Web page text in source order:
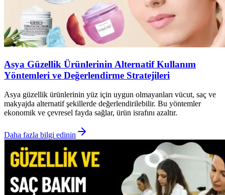
Asya Güzellik Ürünlerinin Alternatif Kullanım
Yöntemleri ve Değerlendirme Stratejileri
Asya güzellik ürünlerinin yüz için uygun olmayanları vücut, saç ve
makyajda alternatif şekillerde değerlendirilebilir. Bu yöntemler
ekonomik ve çevresel fayda sağlar, ürün israfını azaltır.
Daha fazla bilgi edinin